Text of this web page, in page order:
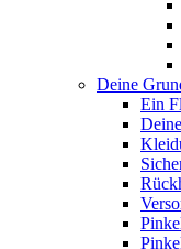
Deine
Ein